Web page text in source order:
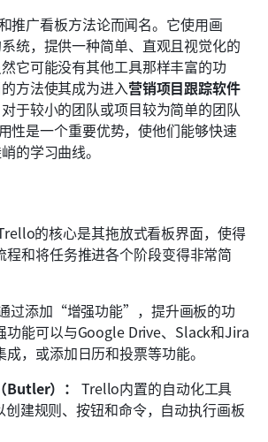
推广看板方法论而闻名。它使用画
统，提供一种简单、直观且视觉化的
它可能没有其他工具那样丰富的功
方法使其成为进入营销项目跟踪软件
于较小的团队或项目较为简单的团队
性是一个重要优势，使他们能够快速
的学习曲线。
的核心是其拖放式看板界面，使得
程和将任务推进各个阶段变得非常简
过添加“增强功能”，提升画板的功
功能可以与Google Drive、Slack和Jira
，或添加日历和投票等功能。
Butler）： Trello内置的自动化工具
建规则、按钮和命令，自动执行画板